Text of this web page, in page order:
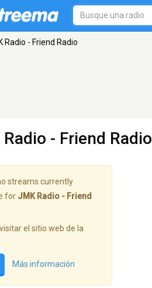
Radio - Friend Radio
- Friend Radio
streams currently
for JMK Radio - Friend
el sitio web de la
Más información